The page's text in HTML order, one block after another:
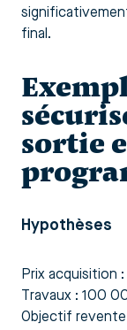
final.
sortie
Hypothèses
Prix
Travaux : 100
Objectif